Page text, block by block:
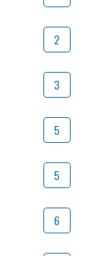
2
3
5
5
6